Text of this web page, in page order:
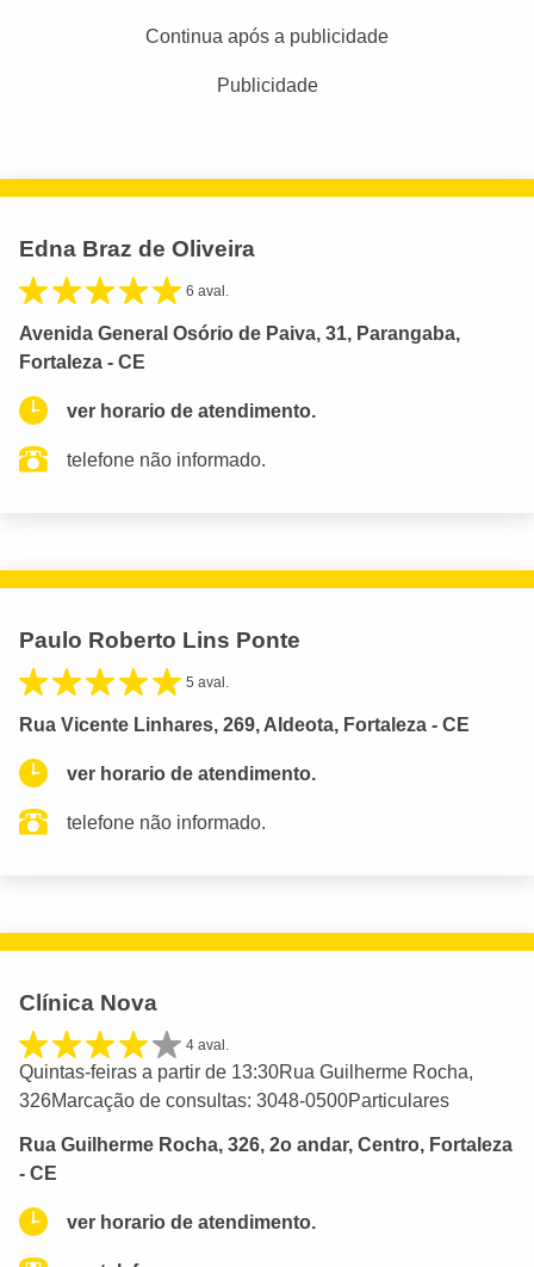
Continua após a publicidade
Publicidade
Edna Braz de Oliveira
6 aval.
Avenida General Osório de Paiva, 31, Parangaba,
Fortaleza - CE
ver horario de atendimento.
telefone não informado.
Paulo Roberto Lins Ponte
5 aval.
Rua Vicente Linhares, 269, Aldeota, Fortaleza - CE
ver horario de atendimento.
telefone não informado.
Clínica Nova
4 aval.
Quintas-feiras a partir de 13:30Rua Guilherme Rocha,
326Marcação de consultas: 3048-0500Particulares
Rua Guilherme Rocha, 326, 2o andar, Centro, Fortaleza
- CE
ver horario de atendimento.